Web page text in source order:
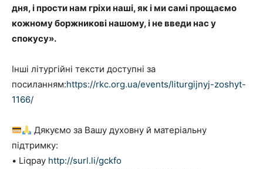
дня, і прости нам гріхи наші, як і ми самі прощаємо
кожному боржни­кові нашому, і не введи нас у
спокусу».
Інші літургійні тексти доступні за
посиланням:https://rkc.org.ua/events/liturgijnyj-zoshyt-
1166/
Дякуємо за Вашу духовну й матеріальну
підтримку:
• Liqpay http://surl.li/gckfo